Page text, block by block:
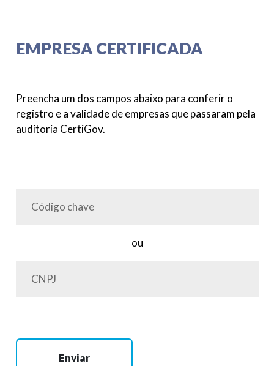
EMPRESA CERTIFICADA
Preencha um dos campos abaixo para conferir o
registro e a validade de empresas que passaram pela
auditoria CertiGov.
ou
Enviar